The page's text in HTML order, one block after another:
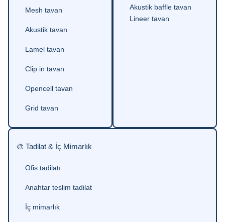
Mesh tavan
Akustik tavan
Lamel tavan
Clip in tavan
Opencell tavan
Grid tavan
Akustik baffle tavan
Lineer tavan
🎨 Tadilat & İç Mimarlık
Ofis tadilatı
Anahtar teslim tadilat
İç mimarlık